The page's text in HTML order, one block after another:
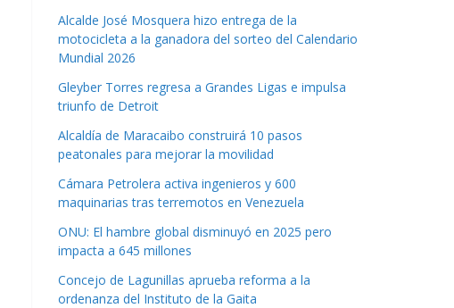
Alcalde José Mosquera hizo entrega de la
motocicleta a la ganadora del sorteo del Calendario
Mundial 2026
Gleyber Torres regresa a Grandes Ligas e impulsa
triunfo de Detroit
Alcaldía de Maracaibo construirá 10 pasos
peatonales para mejorar la movilidad
Cámara Petrolera activa ingenieros y 600
maquinarias tras terremotos en Venezuela
ONU: El hambre global disminuyó en 2025 pero
impacta a 645 millones
Concejo de Lagunillas aprueba reforma a la
ordenanza del Instituto de la Gaita